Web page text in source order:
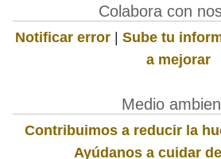
Colabora con
Notificar error | Sube tu
a mejorar
Medio
Contribuimos a reducir la
Ayúdanos a cuidar